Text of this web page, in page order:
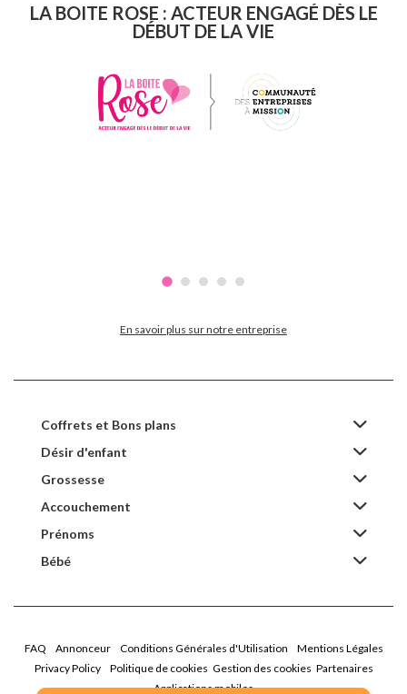
LA BOITE ROSE : ACTEUR ENGAGÉ DÈS LE
DÉBUT DE LA VIE
En savoir plus sur notre entreprise
Coffrets et Bons plans
Désir d'enfant
Grossesse
Accouchement
Prénoms
Bébé
FAQ Annonceur Conditions Générales d'Utilisation
Mentions Légales
Privacy Policy
Politique de cookies Gestion des cookies Partenaires
Applications mobiles